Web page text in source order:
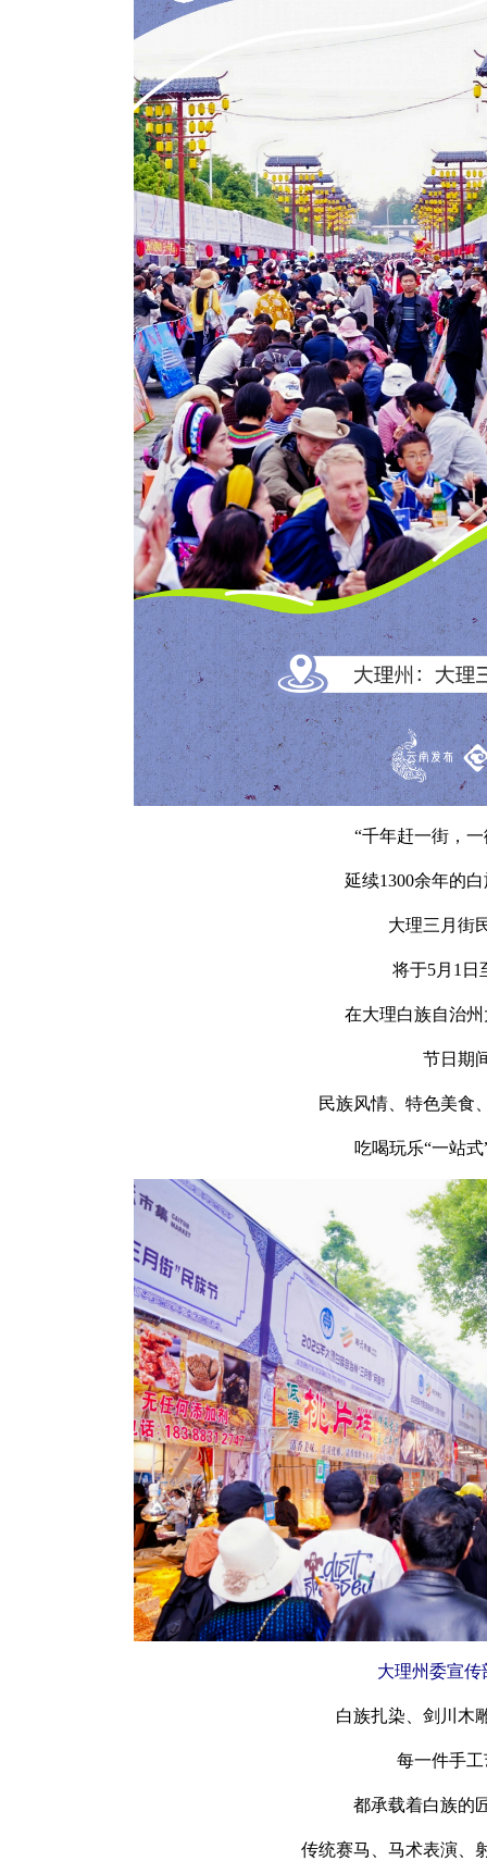
“千年赶一街，
延续1300余年的
大理三月街
将于5月1日
在大理白族自治
节日期
民族风情、特色美食
吃喝玩乐“一站
大理州委宣传
白族扎染、剑川木
每一件手
都承载着白族的
传统赛马、马术表演、